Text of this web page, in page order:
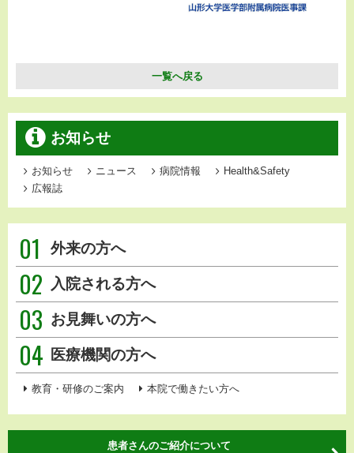
一覧へ戻る
お知らせ
お知らせ ニュース 病院情報
Health&Safety
広報誌
01 外来の方へ
02 入院される方へ
03 お見舞いの方へ
04 医療機関の方へ
教育・研修のご案内 本院で働きたい方へ
患者さんのご紹介について